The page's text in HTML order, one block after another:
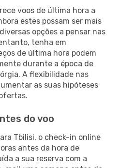
voos de última hora a
estes possam ser mais
opções a pensar nas
tenha em
de última hora podem
durante a época de
A flexibilidade nas
as suas hipóteses
do voo
Tbilisi, o check-in online
antes da hora de
a sua reserva com a